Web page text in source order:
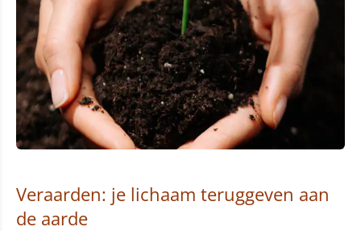
Veraarden: je lichaam teruggeven aan
de aarde